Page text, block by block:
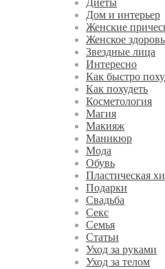
Диеты
Дом и интерьер
Женские
Женское
Звездные лица
Интересно
Как быстро
Как похудеть
Косметология
Магия
Макияж
Маникюр
Мода
Обувь
Пластическая
Подарки
Свадьба
Секс
Семья
Статьи
Уход за руками
Уход за телом